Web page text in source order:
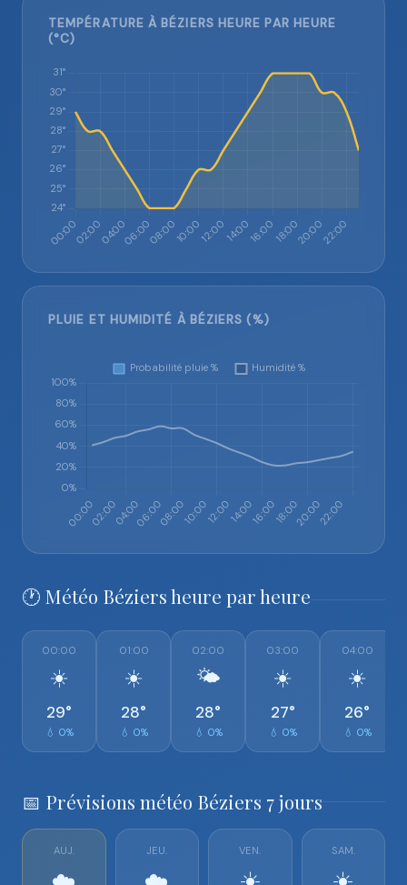
TEMPÉRATURE À BÉZIERS HEURE PAR HEURE
(°C)
PLUIE ET HUMIDITÉ À BÉZIERS (%)
🕐 Météo Béziers heure par heure
00:00
☀️
29°
💧 0%
01:00
☀️
28°
💧 0%
02:00
🌤️
28°
💧 0%
03:00
☀️
27°
💧 0%
04:00
☀️
26°
💧 0%
📅 Prévisions météo Béziers 7 jours
AUJ. JEU. VEN. SAM.